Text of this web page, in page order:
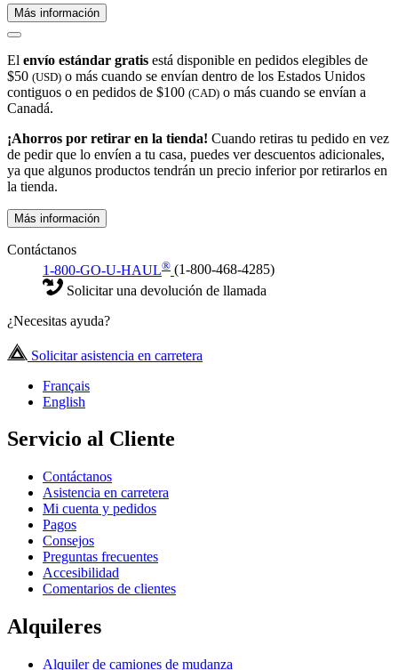
Más información
El envío estándar gratis está disponible en pedidos elegibles de
$50 (USD) o más cuando se envían dentro de los Estados Unidos
contiguos o en pedidos de $100 (CAD) o más cuando se envían a
Canadá.
¡Ahorros por retirar en la tienda! Cuando retiras tu pedido en vez
de pedir que lo envíen a tu casa, puedes ver descuentos adicionales,
ya que algunos productos tendrán un precio inferior por retirarlos en
la tienda.
Más información
Contáctanos
1-800-GO-U-HAUL® (1-800-468-4285)
Solicitar una devolución de llamada
¿Necesitas ayuda?
Solicitar asistencia en carretera
Français
English
Servicio al Cliente
Contáctanos
Asistencia en carretera
Mi cuenta y pedidos
Pagos
Consejos
Preguntas frecuentes
Accesibilidad
Comentarios de clientes
Alquileres
Alquiler de camiones de mudanza